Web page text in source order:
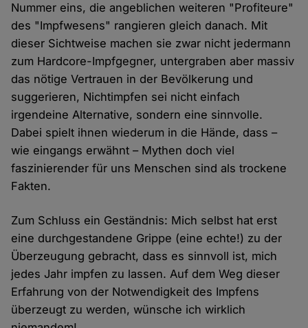
Nummer eins, die angeblichen weiteren "Profiteure"
des "Impfwesens" rangieren gleich danach. Mit
dieser Sichtweise machen sie zwar nicht jedermann
zum Hardcore-Impfgegner, untergraben aber massiv
das nötige Vertrauen in der Bevölkerung und
suggerieren, Nichtimpfen sei nicht einfach
irgendeine Alternative, sondern eine sinnvolle.
Dabei spielt ihnen wiederum in die Hände, dass –
wie eingangs erwähnt – Mythen doch viel
faszinierender für uns Menschen sind als trockene
Fakten.
Zum Schluss ein Geständnis: Mich selbst hat erst
eine durchgestandene Grippe (eine echte!) zu der
Überzeugung gebracht, dass es sinnvoll ist, mich
jedes Jahr impfen zu lassen. Auf dem Weg dieser
Erfahrung von der Notwendigkeit des Impfens
überzeugt zu werden, wünsche ich wirklich